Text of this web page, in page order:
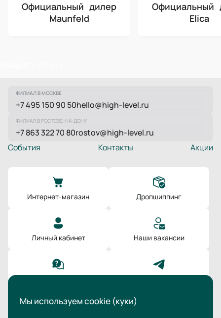
Официальный дилер
Maunfeld
Официальный
Elica
ФИЛИАЛ В МОСКВЕ
+7 495 150 90 50hello@high-level.ru
ФИЛИАЛ В РОСТОВЕ-НА-ДОНУ
+7 863 322 70 80rostov@high-level.ru
Акции
События Контакты
Интернет-магазин Дропшиппинг
Личный кабинет Наши вакансии
Мы используем cookie (куки)